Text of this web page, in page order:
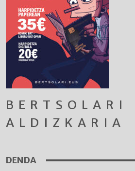
BERTSOLARI
ALDIZKARIA
DENDA